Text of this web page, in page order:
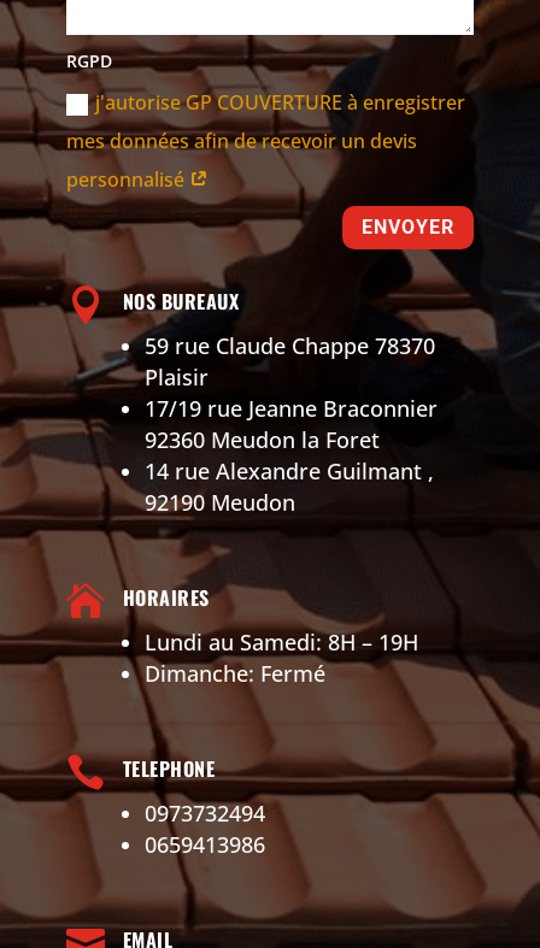
RGPD
j'autorise GP COUVERTURE à enregistrer
mes données afin de recevoir un devis
personnalisé
ENVOYER

NOS BUREAUX
59 rue Claude Chappe 78370
Plaisir
17/19 rue Jeanne Braconnier
92360 Meudon la Foret
14 rue Alexandre Guilmant ,
92190 Meudon

HORAIRES
Lundi au Samedi: 8H – 19H
Dimanche: Fermé

TELEPHONE
0973732494
0659413986
EMAIL